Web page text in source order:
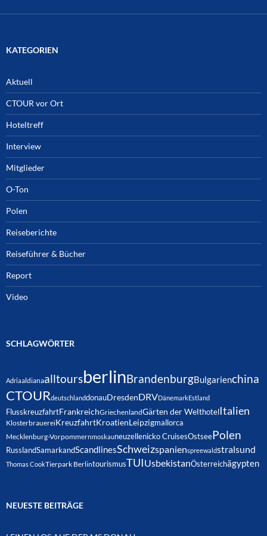
KATEGORIEN
Aktuell
CTOUR vor Ort
Hoteltreff
Interview
Mitglieder
O-Ton
Polen
Reiseberichte
Reiseführer & Bücher
Report
Video
SCHLAGWÖRTER
AdriaaldianaalltoursberlinBrandenburgBulgarienchina
CTOURdeutschlanddonauDresdenDRVDänemarkEstland
FlusskreuzfahrtFrankreichGriechenlandGärten der Welthotel Italien
KlosterbrauereiKreuzfahrtKroatienLeipzigmallorca
Mecklenburg-Vorpommernmoskauneuzellenicko CruisesOstseePolen
RusslandSamarkandScandlinesSchweizspanienspreewaldstralsund
Thomas CookTierpark BerlintourismusTUIUsbekistanÖsterreichägypten
NEUESTE BEITRÄGE